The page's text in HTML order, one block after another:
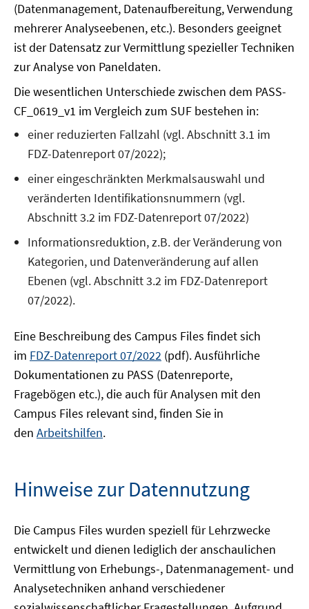
(Datenmanagement, Datenaufbereitung, Verwendung
mehrerer Analyseebenen, etc.). Besonders geeignet
ist der Datensatz zur Vermittlung spezieller Techniken
zur Analyse von Paneldaten.
Die wesentlichen Unterschiede zwischen dem PASS-
CF_0619_v1 im Vergleich zum SUF bestehen in:
einer reduzierten Fallzahl (vgl. Abschnitt 3.1 im
FDZ-Datenreport 07/2022);
einer eingeschränkten Merkmalsauswahl und
veränderten Identifikationsnummern (vgl.
Abschnitt 3.2 im FDZ-Datenreport 07/2022)
Informationsreduktion, z.B. der Veränderung von
Kategorien, und Datenveränderung auf allen
Ebenen (vgl. Abschnitt 3.2 im FDZ-Datenreport
07/2022).
Eine Beschreibung des Campus Files findet sich
im FDZ-Datenreport 07/2022 (pdf). Ausführliche
Dokumentationen zu PASS (Datenreporte,
Fragebögen etc.), die auch für Analysen mit den
Campus Files relevant sind, finden Sie in
den Arbeitshilfen.
Hinweise zur Datennutzung
Die Campus Files wurden speziell für Lehrzwecke
entwickelt und dienen lediglich der anschaulichen
Vermittlung von Erhebungs-, Datenmanagement- und
Analysetechniken anhand verschiedener